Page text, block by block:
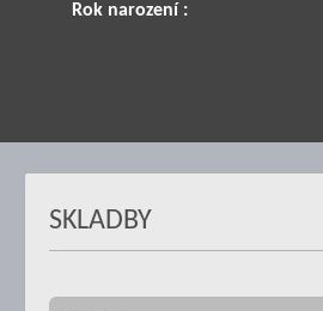
Rok narození :
SKLADBY